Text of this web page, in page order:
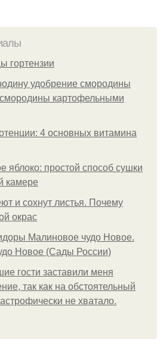
гортензии
удобрение смородины
картофельными
4 основных витамина
яблоко: простой способ сушки
камере
и сохнут листья. Почему
окрас
Малиновое чудо Новое.
Новое (Сады России)
гости заставили меня
так как на обстоятельный
не хватало.